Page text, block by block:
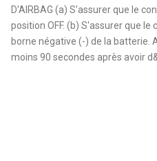
D'AIRBAG (a) S'assurer que le
position OFF. (b) S'assurer que le
borne négative (-) de la batterie.
moins 90 secondes après avoir